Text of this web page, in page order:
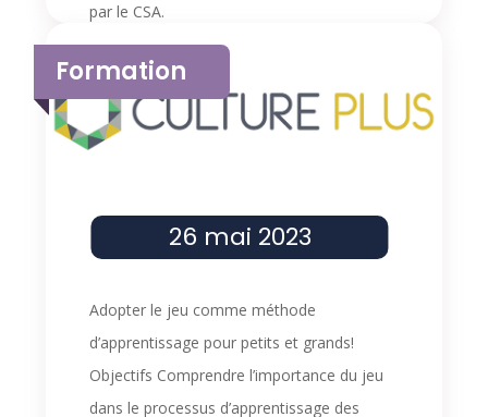
13h30-17h30
CSA : Quels changements pour les
ASBL ?
par le CSA.
Formation
26 mai 2023
Adopter le jeu comme méthode
d’apprentissage pour petits et grands!
Objectifs Comprendre l’importance du jeu
dans le processus d’apprentissage des